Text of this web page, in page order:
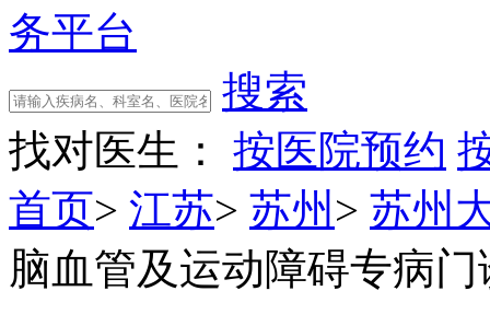
搜索
找对医生：
按医院预约
首页> 江苏> 苏州 > 苏州
脑血管及运动障碍专病门